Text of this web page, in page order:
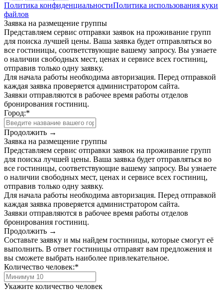
Политика конфиденциальностиПолитика использования куки
файлов
Заявка на размещение группы
Представляем сервис отправки заявок на проживание групп
для поиска лучшей цены. Ваша заявка будет отправляться во
все гостиницы, соответствующие вашему запросу. Вы узнаете
о наличии свободных мест, ценах и сервисе всех гостиниц,
отправив только одну заявку.
Для начала работы необходима авторизация. Перед отправкой
каждая заявка проверяется администратором сайта.
Заявки отправляются в рабочее время работы отделов
бронирования гостиниц.
Город:*
Продолжить →
Заявка на размещение группы
Представляем сервис отправки заявок на проживание групп
для поиска лучшей цены. Ваша заявка будет отправляться во
все гостиницы, соответствующие вашему запросу. Вы узнаете
о наличии свободных мест, ценах и сервисе всех гостиниц,
отправив только одну заявку.
Для начала работы необходима авторизация. Перед отправкой
каждая заявка проверяется администратором сайта.
Заявки отправляются в рабочее время работы отделов
бронирования гостиниц.
Продолжить →
Составьте заявку и мы найдем гостиницы, которые смогут её
выполнить. В ответ гостиницы отправят вам предложения и
вы сможете выбрать наиболее привлекательное.
Количество человек:*
Укажите количество человек